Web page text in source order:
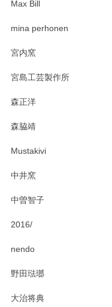
Max Bill
mina perhonen
宮内窯
宮島工芸製作所
森正洋
森脇靖
Mustakivi
中井窯
中曽智子
2016/
nendo
野田琺瑯
大治将典